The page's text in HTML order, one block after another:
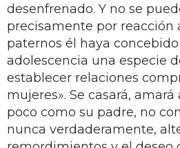
desenfrenado. Y no se
precisamente por reacción
paternos él haya
adolescencia una especie
establecer relaciones
mujeres». Se casará,
poco como su padre, no
nunca verdaderamente,